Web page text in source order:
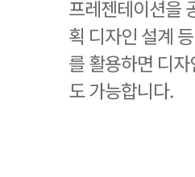
프레젠테이션을
획 디자인 설계
를 활용하면 디
도 가능합니다.